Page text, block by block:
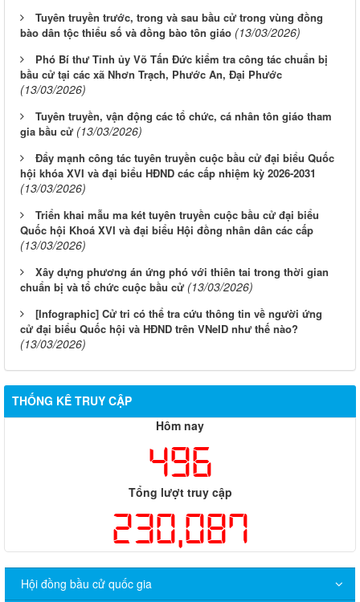
Tuyên truyền trước, trong và sau bầu cử trong vùng đồng
bào dân tộc thiểu số và đồng bào tôn giáo (13/03/2026)
Phó Bí thư Tỉnh ủy Võ Tấn Đức kiểm tra công tác chuẩn bị
bầu cử tại các xã Nhơn Trạch, Phước An, Đại Phước
(13/03/2026)
Tuyên truyền, vận động các tổ chức, cá nhân tôn giáo tham
gia bầu cử (13/03/2026)
Đẩy mạnh công tác tuyên truyền cuộc bầu cử đại biểu Quốc
hội khóa XVI và đại biểu HĐND các cấp nhiệm kỳ 2026-2031
(13/03/2026)
Triển khai mẫu ma két tuyên truyền cuộc bầu cử đại biểu
Quốc hội Khoá XVI và đại biểu Hội đồng nhân dân các cấp
(13/03/2026)
Xây dựng phương án ứng phó với thiên tai trong thời gian
chuẩn bị và tổ chức cuộc bầu cử (13/03/2026)
[Infographic] Cử tri có thể tra cứu thông tin về người ứng
cử đại biểu Quốc hội và HĐND trên VNeID như thế nào?
(13/03/2026)
THỐNG KÊ TRUY CẬP
Hôm nay
496
Tổng lượt truy cập
230,087
Hội đồng bầu cử quốc gia